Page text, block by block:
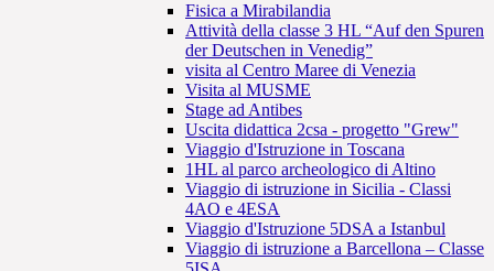
Fisica a Mirabilandia
Attività della classe 3 HL “Auf den Spuren
der Deutschen in Venedig”
visita al Centro Maree di Venezia
Visita al MUSME
Stage ad Antibes
Uscita didattica 2csa - progetto "Grew"
Viaggio d'Istruzione in Toscana
1HL al parco archeologico di Altino
Viaggio di istruzione in Sicilia - Classi
4AO e 4ESA
Viaggio d'Istruzione 5DSA a Istanbul
Viaggio di istruzione a Barcellona – Classe